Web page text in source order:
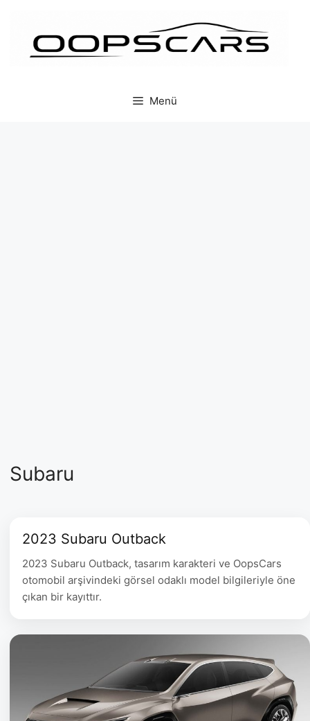
Menü
Subaru
2023 Subaru Outback
2023 Subaru Outback, tasarım karakteri ve OopsCars
otomobil arşivindeki görsel odaklı model bilgileriyle öne
çıkan bir kayıttır.